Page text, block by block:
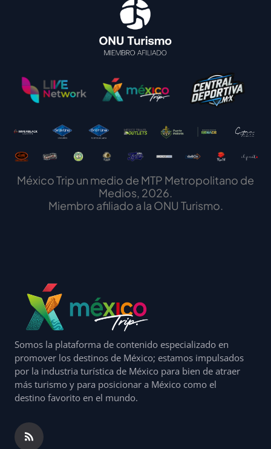
México Trip un medio de MTP Metropolitano de
Medios, 2026.
Miembro afiliado a la ONU Turismo.
Somos la plataforma de contenido especializado en
promover los destinos de México; estamos impulsados
por la industria turística de México para bien de atraer
más turismo y para posicionar a México como el
destino favorito en el mundo.